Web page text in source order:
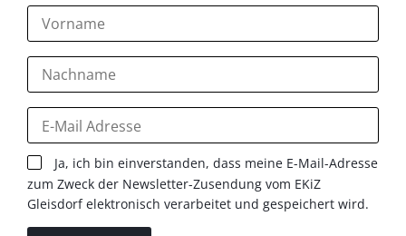
Ja, ich bin einverstanden, dass meine E-Mail-Adresse
zum Zweck der Newsletter-Zusendung vom EKiZ
Gleisdorf elektronisch verarbeitet und gespeichert wird.